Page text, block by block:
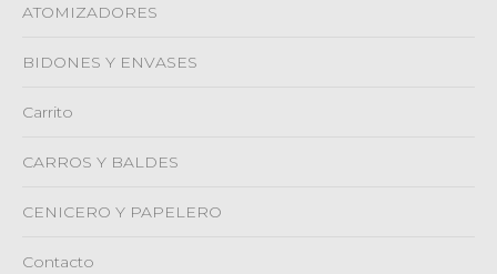
ATOMIZADORES
BIDONES Y ENVASES
Carrito
CARROS Y BALDES
CENICERO Y PAPELERO
Contacto